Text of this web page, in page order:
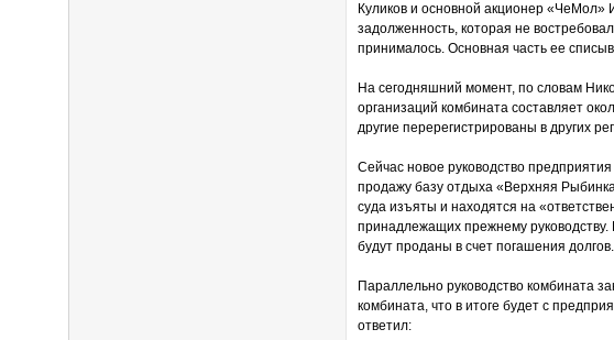
Куликов и основной акционер «ЧеМол»
задолженность, которая не
принималось. Основная часть ее
На сегодняшний момент, по словам
организаций комбината составляет
другие перерегистрированы в других
Сейчас новое руководство
продажу базу отдыха «Верхняя
суда изъяты и находятся на
принадлежащих прежнему
будут проданы в счет погашения долгов.
Параллельно руководство комбината
комбината, что в итоге будет с
ответил: